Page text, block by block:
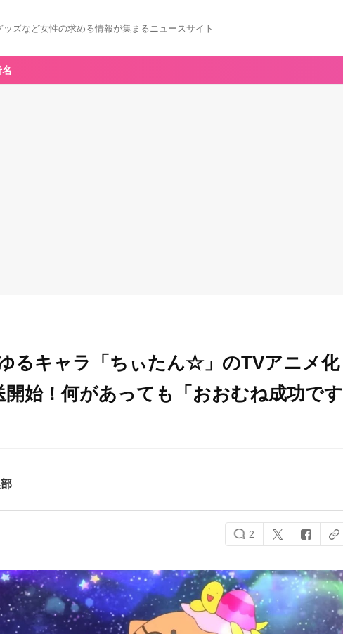
ズなど女性の求める情報が集まるニュースサイト
るキャラ「ちぃたん☆」のTVアニメ化
開始！何があっても「おおむね成功です
2